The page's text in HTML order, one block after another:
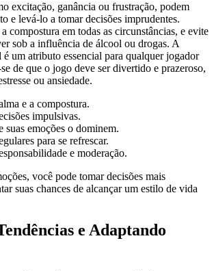
excitação, ganância ou frustração, podem
e levá-lo a tomar decisões imprudentes.
compostura em todas as circunstâncias, e evite
sob a influência de álcool ou drogas. A
um atributo essencial para qualquer jogador
de que o jogo deve ser divertido e prazeroso,
ou ansiedade.
e a compostura.
impulsivas.
suas emoções o dominem.
para se refrescar.
e moderação.
você pode tomar decisões mais
suas chances de alcançar um estilo de vida
e Adaptando